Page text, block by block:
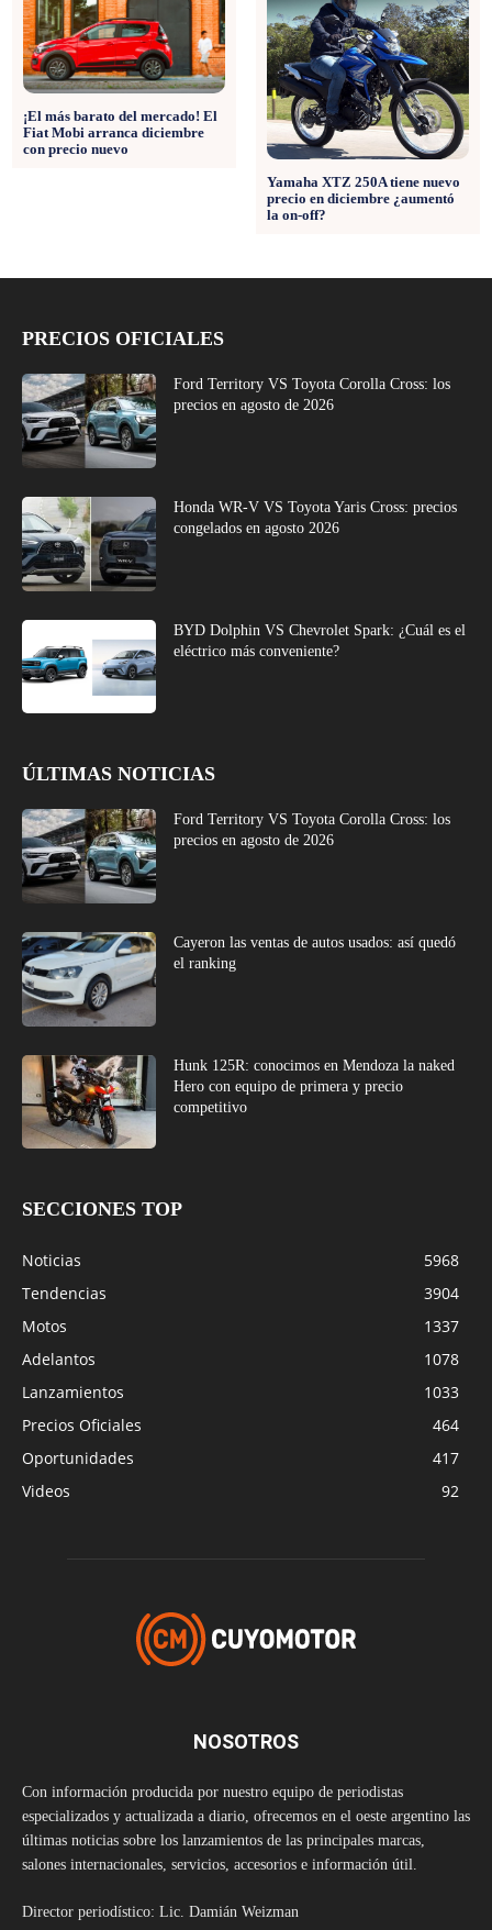
¡El más barato del mercado! El
Fiat Mobi arranca diciembre
con precio nuevo
Yamaha XTZ 250A tiene nuevo
precio en diciembre ¿aumentó
la on-off?
PRECIOS OFICIALES
Ford Territory VS Toyota Corolla Cross: los
precios en agosto de 2026
Honda WR-V VS Toyota Yaris Cross: precios
congelados en agosto 2026
BYD Dolphin VS Chevrolet Spark: ¿Cuál es el
eléctrico más conveniente?
ÚLTIMAS NOTICIAS
Ford Territory VS Toyota Corolla Cross: los
precios en agosto de 2026
Cayeron las ventas de autos usados: así quedó
el ranking
Hunk 125R: conocimos en Mendoza la naked
Hero con equipo de primera y precio
competitivo
SECCIONES TOP
Noticias
5968
Tendencias
3904
Motos
1337
Adelantos
1078
Lanzamientos
1033
Precios Oficiales
464
Oportunidades
417
Videos
92
NOSOTROS
Con información producida por nuestro equipo de periodistas
especializados y actualizada a diario, ofrecemos en el oeste argentino las
últimas noticias sobre los lanzamientos de las principales marcas,
salones internacionales, servicios, accesorios e información útil.
Director periodístico: Lic. Damián Weizman